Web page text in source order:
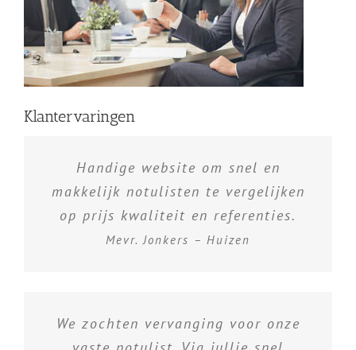
Klantervaringen
Handige website om snel en
makkelijk notulisten te vergelijken
op prijs kwaliteit en referenties.
Mevr. Jonkers – Huizen
We zochten vervanging voor onze